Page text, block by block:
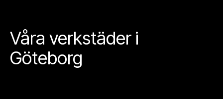
Våra verkstäder i
Göteborg